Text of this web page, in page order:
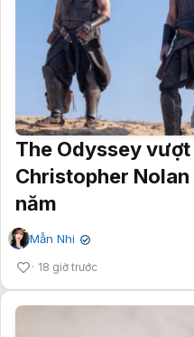
The Odyssey vượt
Christopher
năm
Mẫn Nhi ✔
18 giờ trước